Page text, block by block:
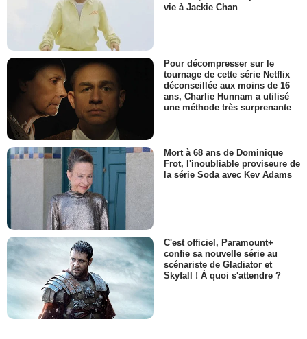
vie à Jackie Chan
Pour décompresser sur le
tournage de cette série Netflix
déconseillée aux moins de 16
ans, Charlie Hunnam a utilisé
une méthode très surprenante
Mort à 68 ans de Dominique
Frot, l'inoubliable proviseure de
la série Soda avec Kev Adams
C'est officiel, Paramount+
confie sa nouvelle série au
scénariste de Gladiator et
Skyfall ! À quoi s'attendre ?